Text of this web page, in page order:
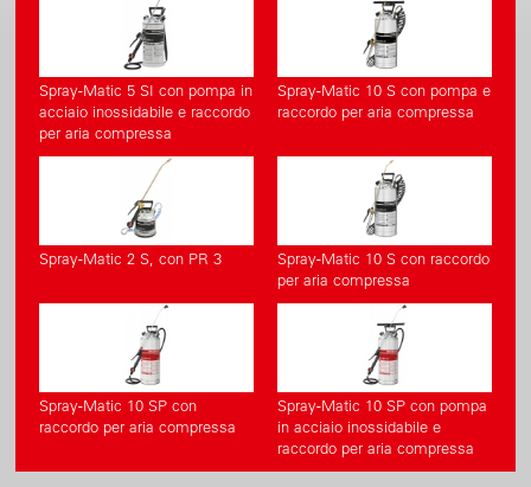
Spray-Matic 5 SI con pompa in
acciaio inossidabile e raccordo
per aria compressa
Spray-Matic 10 S con pompa e
raccordo per aria compressa
Spray-Matic 2 S, con PR 3
Spray-Matic 10 S con raccordo
per aria compressa
Spray-Matic 10 SP con
raccordo per aria compressa
Spray-Matic 10 SP con pompa
in acciaio inossidabile e
raccordo per aria compressa